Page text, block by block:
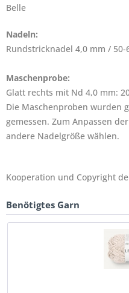
Belle
Nadeln:
Rundstricknadel 4,0 mm / 50-
Maschenprobe:
Glatt rechts mit Nd 4,0 mm:
Die Maschenproben wurden
gemessen. Zum Anpassen
andere Nadelgröße wählen.
Kooperation und Copyright
Benötigtes Garn